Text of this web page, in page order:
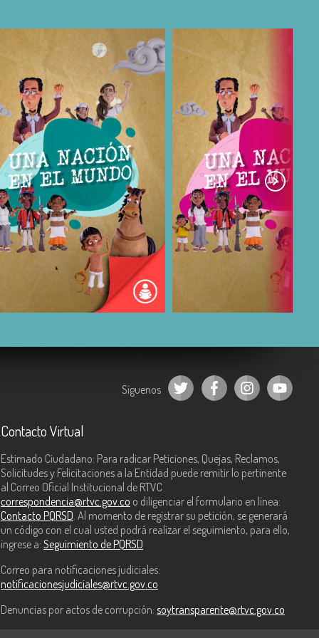
Síguenos
Contacto Virtual
Estimado Ciudadano: Para radicar Peticiones, Quejas, Reclamos,
Solicitudes y Felicitaciones a la Entidad puede remitir lo pertinente
al Correo Oficial Institucional de RTVC
correspondencia@rtvc.gov.co o diligenciar el formulario en línea:
Contacto PQRSD . Al momento de registrar su petición, se generará
un código con el cual usted podrá realizar el seguimiento, para ello,
ingrese a: Seguimiento de PQRSD
Correo para notificaciones judiciales:
notificacionesjudiciales@rtvc.gov.co
Denuncias por actos de corrupción: soytransparente@rtvc.gov.co